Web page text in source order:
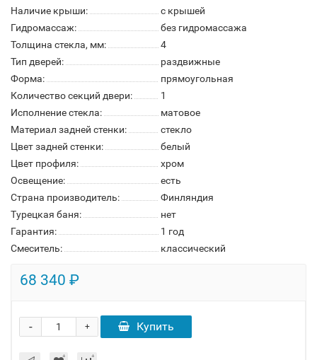
Наличие крыши:
с крышей
Гидромассаж:
без гидромассажа
Толщина стекла, мм:
4
Тип дверей:
раздвижные
Форма:
прямоугольная
Количество секций двери:
1
Исполнение стекла:
матовое
Материал задней стенки:
стекло
Цвет задней стенки:
белый
Цвет профиля:
хром
Освещение:
есть
Страна производитель:
Финляндия
Турецкая баня:
нет
Гарантия:
1 год
Смеситель:
классический
68 340 ₽
+
- Купить